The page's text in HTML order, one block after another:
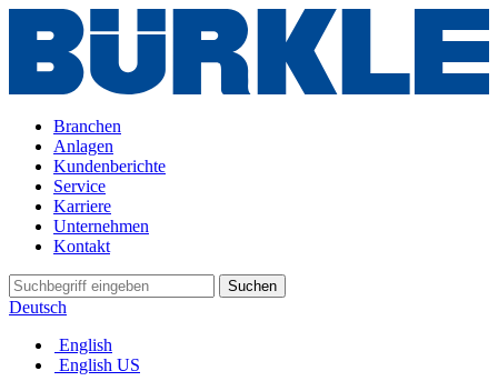
Branchen
Anlagen
Kundenberichte
Service
Karriere
Unternehmen
Kontakt
Suchen
Deutsch
English
English US